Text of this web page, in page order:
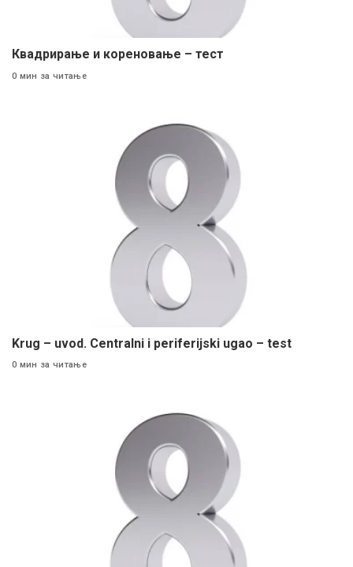
Квадрирање и кореновање – тест
0 мин за читање
Krug – uvod. Centralni i periferijski ugao – test
0 мин за читање